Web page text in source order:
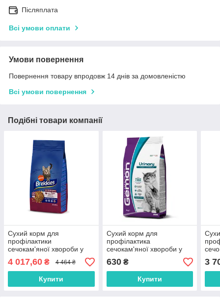
Післяплата
Всі умови оплати
Умови повернення
Повернення товару впродовж 14 днів за домовленістю
Всі умови повернення
Подібні товари компанії
Сухий корм для
профілактики
сечокам'яної хвороби у
котів Brekkies (Бреккіс)
Urinary м'ясо та овочі 20 кг
4 017,60 ₴ 4 464 ₴
Купити
Сухий корм для
профілактика
сечокам'яної хвороби у
дорослих котів Gemon
(Джемон) Cat Urinary з
куркою та рисом 2 кг
630₴
Купити
3